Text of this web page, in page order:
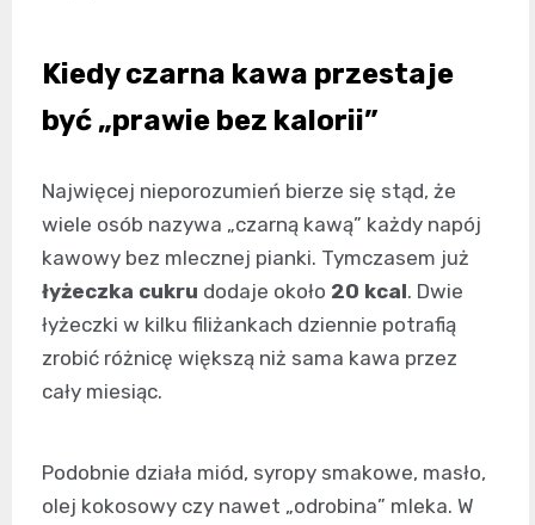
Kiedy czarna kawa przestaje
być „prawie bez kalorii”
Najwięcej nieporozumień bierze się stąd, że
wiele osób nazywa „czarną kawą” każdy napój
kawowy bez mlecznej pianki. Tymczasem już
łyżeczka cukru dodaje około 20 kcal. Dwie
łyżeczki w kilku filiżankach dziennie potrafią
zrobić różnicę większą niż sama kawa przez
cały miesiąc.
Podobnie działa miód, syropy smakowe, masło,
olej kokosowy czy nawet „odrobina” mleka. W